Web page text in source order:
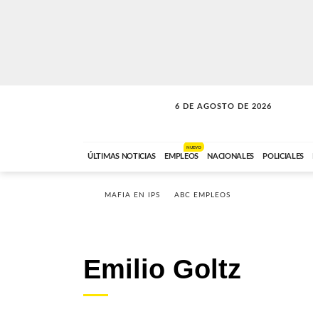
6 DE AGOSTO DE 2026
SOLO MÚSICA
ÚLTIMAS NOTICIAS EMPLEOS
NUEVO
NACIONALES POLICIALES
MAFIA EN IPS ABC EMPLEOS
Emilio Goltz